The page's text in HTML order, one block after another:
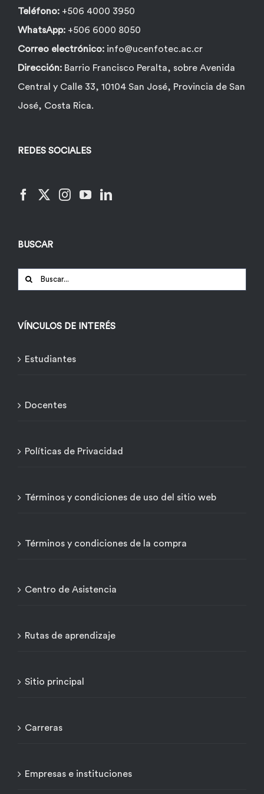
de
producto
Teléfono: +506 4000 3950
WhatsApp: +506 6000 8050
Correo electrónico: info@ucenfotec.ac.cr
Dirección: Barrio Francisco Peralta, sobre Avenida
Central y Calle 33, 10104 San José, Provincia de San
José, Costa Rica.
REDES SOCIALES
BUSCAR
Buscar:
VÍNCULOS DE INTERÉS
Estudiantes
Docentes
Políticas de Privacidad
Términos y condiciones de uso del sitio web
Términos y condiciones de la compra
Centro de Asistencia
Rutas de aprendizaje
Sitio principal
Carreras
Empresas e instituciones